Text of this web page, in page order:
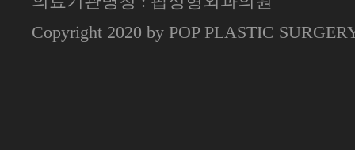
Copyright 2020 by POP PLASTIC